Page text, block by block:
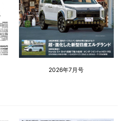
2026年7月号